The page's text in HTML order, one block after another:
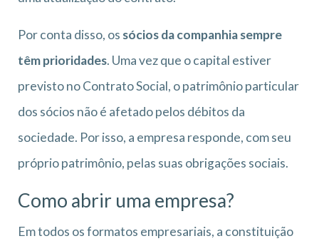
Por conta disso, os sócios da companhia sempre
têm prioridades. Uma vez que o capital estiver
previsto no Contrato Social, o patrimônio particular
dos sócios não é afetado pelos débitos da
sociedade. Por isso, a empresa responde, com seu
próprio patrimônio, pelas suas obrigações sociais.
Como abrir uma empresa?
Em todos os formatos empresariais, a constituição